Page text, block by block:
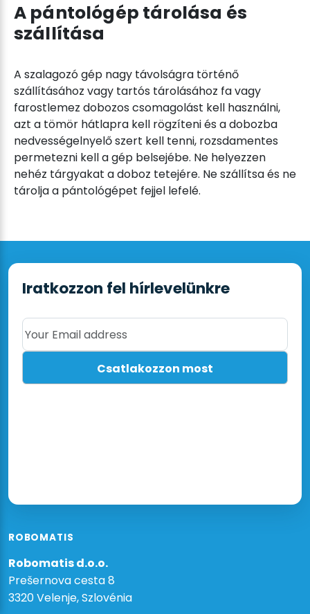
A pántológép tárolása és
szállítása
A szalagozó gép nagy távolságra történő
szállításához vagy tartós tárolásához fa vagy
farostlemez dobozos csomagolást kell használni,
azt a tömör hátlapra kell rögzíteni és a dobozba
nedvességelnyelő szert kell tenni, rozsdamentes
permetezni kell a gép belsejébe. Ne helyezzen
nehéz tárgyakat a doboz tetejére. Ne szállítsa és ne
tárolja a pántológépet fejjel lefelé.
Iratkozzon fel hírlevelünkre
Your Email address
ROBOMATIS
Robomatis d.o.o.
Prešernova cesta 8
3320 Velenje, Szlovénia